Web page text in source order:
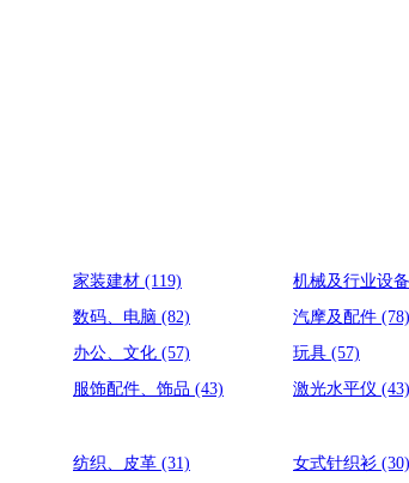
家装建材 (119) 机械及行业设备
数码、电脑 (82) 汽摩及配件 (78)
办公、文化 (57) 玩具 (57)
服饰配件、饰品 (43) 激光水平仪 (43)
纺织、皮革 (31) 女式针织衫 (30)